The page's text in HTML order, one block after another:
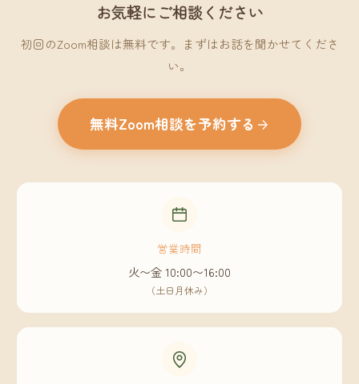
お気軽にご相談ください
初回のZoom相談は無料です。まずはお話を聞かせてくださ
い。
無料Zoom相談を予約する
営業時間
火〜金 10:00〜16:00
（土日月休み）